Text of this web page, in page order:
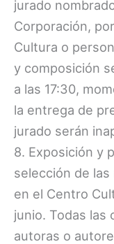
jurado
Corporación,
Cultura o
y composición
a las 17:30,
la entrega de
jurado serán
8. Exposición y
selección de
en el Centro
junio. Todas las
autoras o